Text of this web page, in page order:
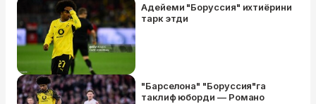
Адейеми "Боруссия" ихтиёрини
тарк этди
"Барселона" "Боруссия"га
таклиф юборди — Романо